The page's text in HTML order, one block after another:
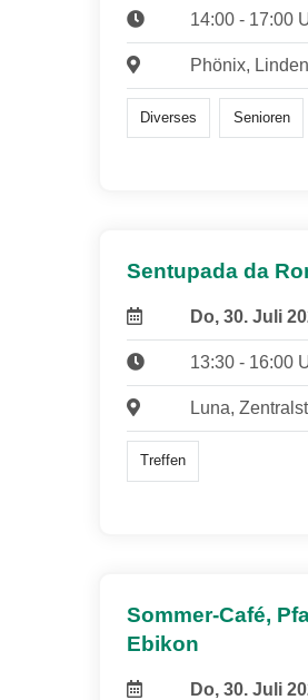
14:00 - 17:00
Phönix,
Diverses Senioren
Sentupada da
Do, 30. Juli
13:30 - 16:00
Luna,
Treffen
Sommer-Café,
Ebikon
Do, 30. Juli